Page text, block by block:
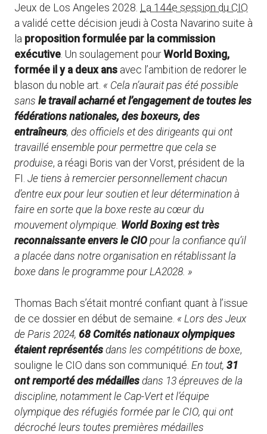
Jeux de Los Angeles 2028. La 144e session du CIO
a validé cette décision jeudi à Costa Navarino suite à
la proposition formulée par la commission
exécutive. Un soulagement pour World Boxing,
formée il y a deux ans avec l’ambition de redorer le
blason du noble art. « Cela n’aurait pas été possible
sans le travail acharné et l’engagement de toutes les
fédérations nationales, des boxeurs, des
entraîneurs, des officiels et des dirigeants qui ont
travaillé ensemble pour permettre que cela se
produise, a réagi Boris van der Vorst, président de la
FI. Je tiens à remercier personnellement chacun
d’entre eux pour leur soutien et leur détermination à
faire en sorte que la boxe reste au cœur du
mouvement olympique. World Boxing est très
reconnaissante envers le CIO pour la confiance qu’il
a placée dans notre organisation en rétablissant la
boxe dans le programme pour LA2028. »
Thomas Bach s’était montré confiant quant à l’issue
de ce dossier en début de semaine. « Lors des Jeux
de Paris 2024, 68 Comités nationaux olympiques
étaient représentés dans les compétitions de boxe,
souligne le CIO dans son communiqué. En tout, 31
ont remporté des médailles dans 13 épreuves de la
discipline, notamment le Cap-Vert et l’équipe
olympique des réfugiés formée par le CIO, qui ont
décroché leurs toutes premières médailles